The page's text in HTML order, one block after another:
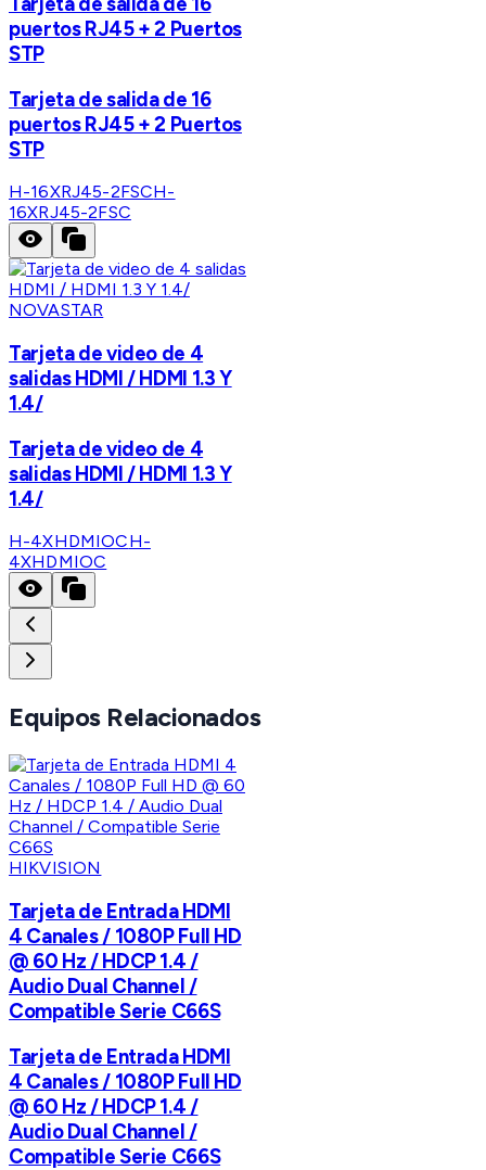
puertos RJ45 + 2 Puertos
STP
Tarjeta de salida de 16
puertos RJ45 + 2 Puertos
STP
H-16XRJ45-2FSCH-
16XRJ45-2FSC
NOVASTAR
Tarjeta de video de 4
salidas HDMI / HDMI 1.3 Y
1.4/
Tarjeta de video de 4
salidas HDMI / HDMI 1.3 Y
1.4/
H-4XHDMIOCH-
4XHDMIOC
Equipos Relacionados
HIKVISION
Tarjeta de Entrada HDMI
4 Canales / 1080P Full HD
@ 60 Hz / HDCP 1.4 /
Audio Dual Channel /
Compatible Serie C66S
Tarjeta de Entrada HDMI
4 Canales / 1080P Full HD
@ 60 Hz / HDCP 1.4 /
Audio Dual Channel /
Compatible Serie C66S